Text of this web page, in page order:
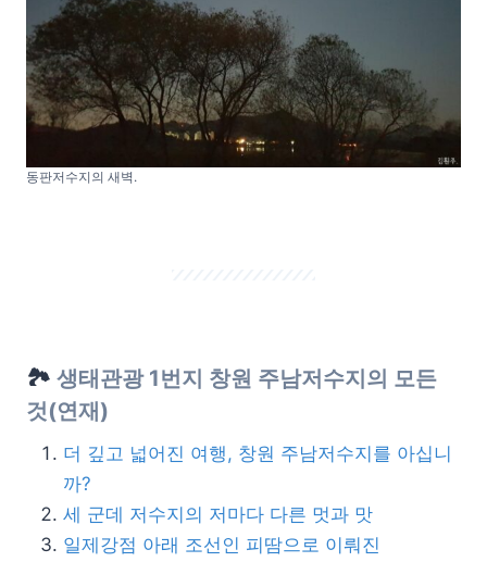
동판저수지의 새벽.
🏞️ 생태관광 1번지 창원 주남저수지의 모든
것(연재)
더 깊고 넓어진 여행, 창원 주남저수지를 아십니
까?
세 군데 저수지의 저마다 다른 멋과 맛
일제강점 아래 조선인 피땀으로 이뤄진